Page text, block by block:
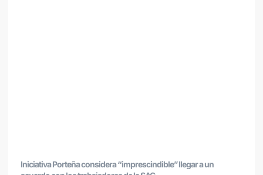
Iniciativa Porteña considera “imprescindible” llegar a un